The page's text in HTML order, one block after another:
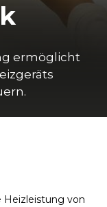
ermöglicht
Heizleistung von